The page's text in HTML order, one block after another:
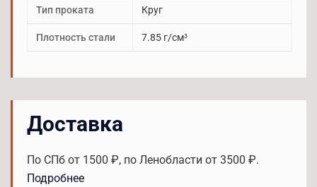
Тип проката Круг
Плотность стали 7.85 г/см³
Доставка
По СПб от 1500 ₽, по Ленобласти от 3500 ₽.
Подробнее